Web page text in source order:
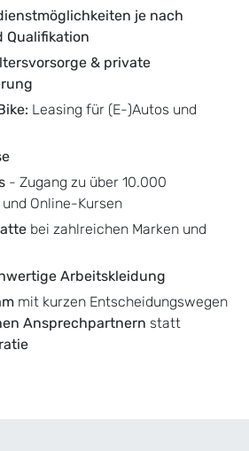
je nach
Qualifikation
& private
Leasing für (E-)Autos und
- Zugang zu über 10.000
Online-Kursen
bei zahlreichen Marken und
Arbeitskleidung
mit kurzen Entscheidungswegen
Ansprechpartnern statt